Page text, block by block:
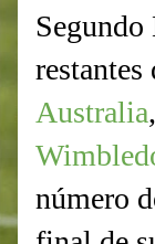
restantes
Australia
número